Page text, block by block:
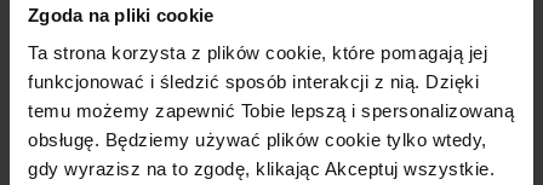
Zgoda na pliki cookie
Ta strona korzysta z plików cookie, które pomagają jej
funkcjonować i śledzić sposób interakcji z nią. Dzięki
temu możemy zapewnić Tobie lepszą i spersonalizowaną
obsługę. Będziemy używać plików cookie tylko wtedy,
gdy wyrazisz na to zgodę, klikając Akceptuj wszystkie.
Monterzy
Biuro prasowe
O nas